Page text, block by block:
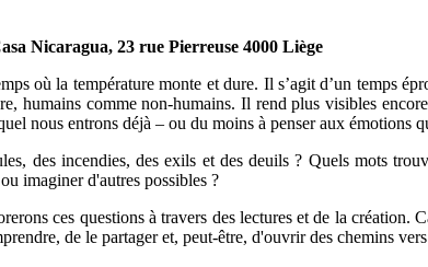
Nicaragua, 23 rue Pierreuse 4000 Liège
où la température monte et dure. Il s’agit d’un temps
humains comme non-humains. Il rend plus visibles
nous entrons déjà – ou du moins à penser aux émotions
des incendies, des exils et des deuils ? Quels mots
imaginer d'autres possibles ?
ces questions à travers des lectures et de la création.
de le partager et, peut-être, d'ouvrir des chemins